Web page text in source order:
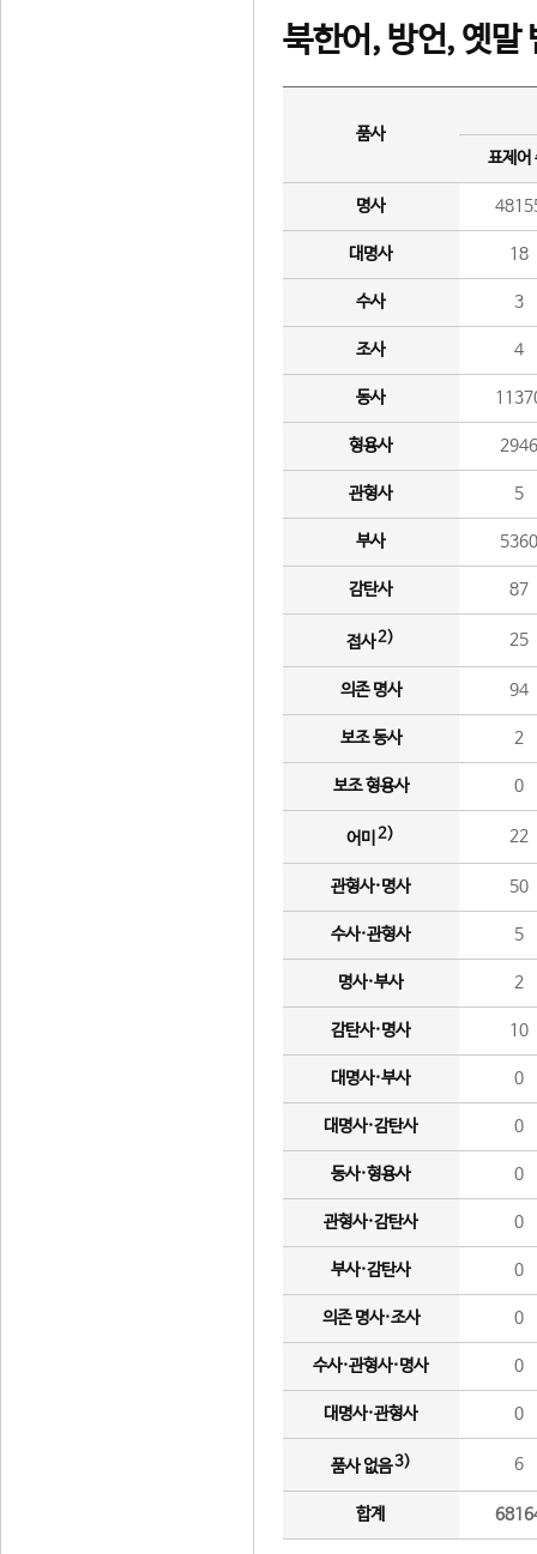
북한어, 방언, 옛말
품사
표제어
명사
대명사 18
수사 3
조사 4
동사
형용사 2946
관형사 5
부사 5360
감탄사 87
접사2) 25
의존 명사 94
보조 동사 2
보조 형용사 0
어미 2) 22
관형사·명사 50
수사·관형사 5
명사·부사 2
감탄사·명사 10
대명사·부사 0
대명사·감탄사 0
동사·형용사 0
관형사·감탄사 0
부사·감탄사 0
의존 명사·조사 0
수사·관형사·명사 0
대명사·관형사 0
품사 없음3) 6
합계